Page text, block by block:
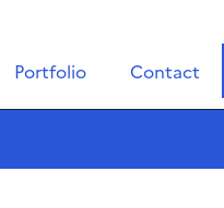
Portfolio Contact